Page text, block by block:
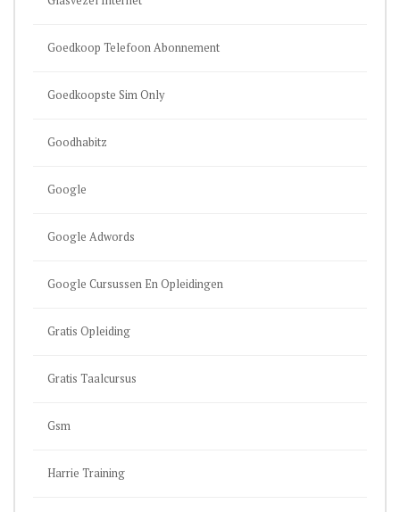
Goedkoop Telefoon Abonnement
Goedkoopste Sim Only
Goodhabitz
Google
Google Adwords
Google Cursussen En Opleidingen
Gratis Opleiding
Gratis Taalcursus
Gsm
Harrie Training